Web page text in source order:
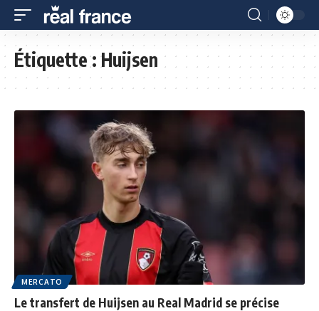
Étiquette :Huijsen
MERCATO
Le transfert de Huijsen au Real Madrid se précise